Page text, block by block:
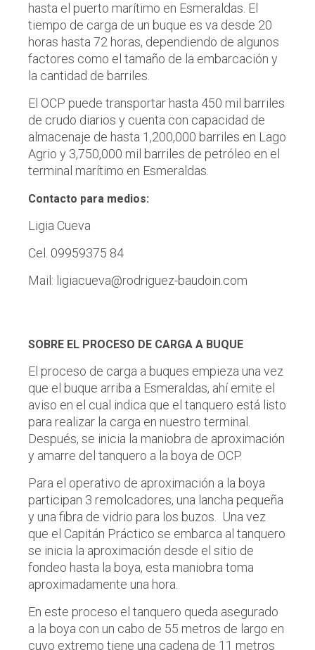
hasta el puerto marítimo en Esmeraldas. El
tiempo de carga de un buque es va desde 20
horas hasta 72 horas, dependiendo de algunos
factores como el tamaño de la embarcación y
la cantidad de barriles.
El OCP puede transportar hasta 450 mil barriles
de crudo diarios y cuenta con capacidad de
almacenaje de hasta 1,200,000 barriles en Lago
Agrio y 3,750,000 mil barriles de petróleo en el
terminal marítimo en Esmeraldas.
Contacto para medios:
Ligia Cueva
Cel. 09959375 84
Mail: ligiacueva@rodriguez-baudoin.com
SOBRE EL PROCESO DE CARGA A BUQUE
El proceso de carga a buques empieza una vez
que el buque arriba a Esmeraldas, ahí emite el
aviso en el cual indica que el tanquero está listo
para realizar la carga en nuestro terminal.
Después, se inicia la maniobra de aproximación
y amarre del tanquero a la boya de OCP.
Para el operativo de aproximación a la boya
participan 3 remolcadores, una lancha pequeña
y una fibra de vidrio para los buzos. Una vez
que el Capitán Práctico se embarca al tanquero
se inicia la aproximación desde el sitio de
fondeo hasta la boya, esta maniobra toma
aproximadamente una hora.
En este proceso el tanquero queda asegurado
a la boya con un cabo de 55 metros de largo en
cuyo extremo tiene una cadena de 11 metros